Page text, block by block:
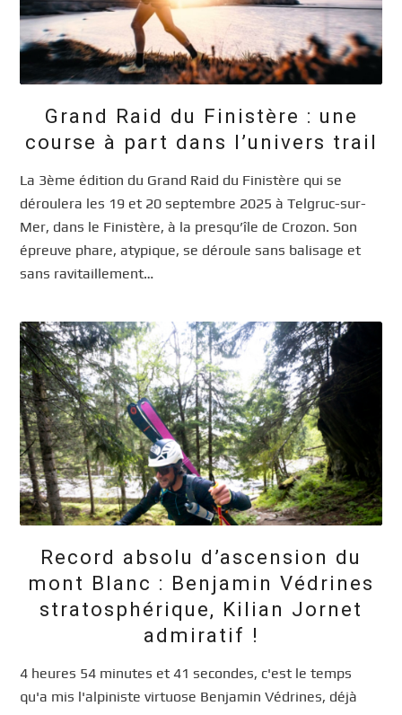
Grand Raid du Finistère : une
course à part dans l’univers trail
La 3ème édition du Grand Raid du Finistère qui se
déroulera les 19 et 20 septembre 2025 à Telgruc-sur-
Mer, dans le Finistère, à la presqu’île de Crozon. Son
épreuve phare, atypique, se déroule sans balisage et
sans ravitaillement…
Record absolu d’ascension du
mont Blanc : Benjamin Védrines
stratosphérique, Kilian Jornet
admiratif !
4 heures 54 minutes et 41 secondes, c'est le temps
qu'a mis l'alpiniste virtuose Benjamin Védrines, déjà